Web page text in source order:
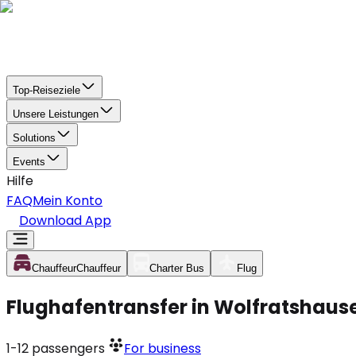
Top-Reiseziele
Unsere Leistungen
Solutions
Events
Hilfe
FAQMein Konto
Download App
ChauffeurChauffeur Charter Bus Flug
Flughafentransfer in
1-12 passengers For business